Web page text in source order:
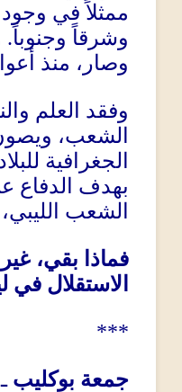
ممثلاً في
وشرقاً وجنوباً.
وصار، منذ
وفقد العلم
الشعب،
الجغرافية
بهدف الدفاع
الشعب
فماذا بقي،
الاستقلال في
***
جمعة بوكليب